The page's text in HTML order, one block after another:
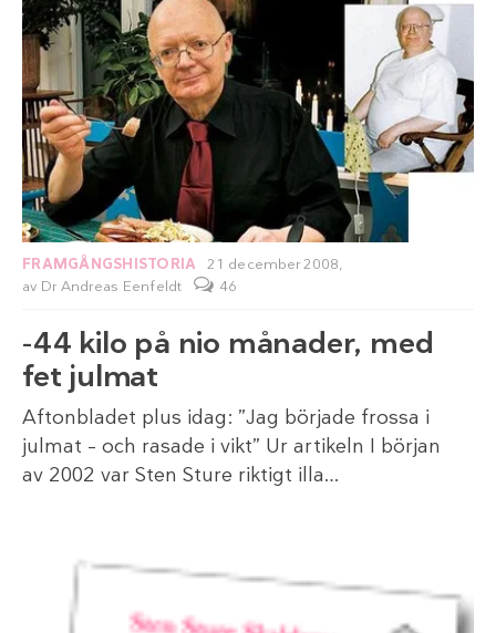
FRAMGÅNGSHISTORIA
21 december 2008,
av Dr Andreas Eenfeldt 46
-44 kilo på nio månader, med
fet julmat
Aftonbladet plus idag: ”Jag började frossa i
julmat – och rasade i vikt” Ur artikeln I början
av 2002 var Sten Sture riktigt illa…